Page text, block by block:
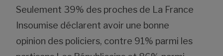
Seulement 39% des proches de La France
Insoumise déclarent avoir une bonne
opinion des policiers, contre 91% parmi les